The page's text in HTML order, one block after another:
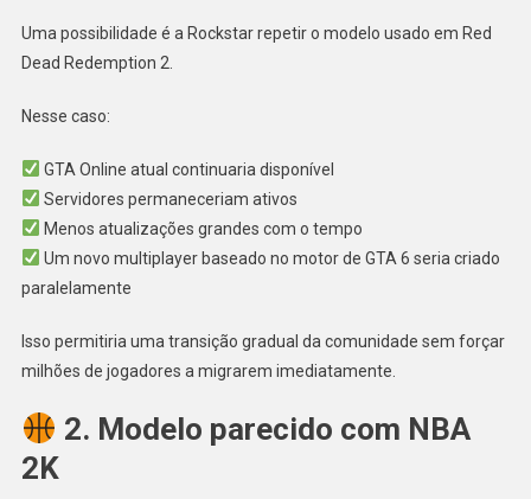
Uma possibilidade é a Rockstar repetir o modelo usado em Red
Dead Redemption 2.
Nesse caso:
GTA Online atual continuaria disponível
Servidores permaneceriam ativos
Menos atualizações grandes com o tempo
Um novo multiplayer baseado no motor de GTA 6 seria criado
paralelamente
Isso permitiria uma transição gradual da comunidade sem forçar
milhões de jogadores a migrarem imediatamente.
2. Modelo parecido com NBA
2K